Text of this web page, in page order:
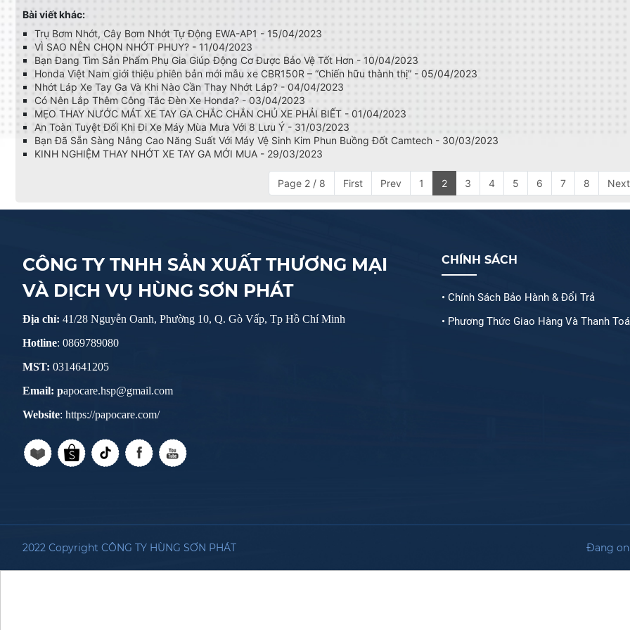
Bài viết khác:
Trụ Bơm Nhớt, Cây Bơm Nhớt Tự Động EWA-AP1 - 15/04/2023
VÌ SAO NÊN CHỌN NHỚT PHUY️? - 11/04/2023
Bạn Đang Tìm Sản Phẩm Phụ Gia Giúp Động Cơ Được Bảo Vệ Tốt Hơn - 10/04/2023
Honda Việt Nam giới thiệu phiên bản mới mẫu xe CBR150R – “Chiến hữu thành thị” - 05/04/2023
Nhớt Láp Xe Tay Ga Và Khi Nào Cần Thay Nhớt Láp? - 04/04/2023
Có Nên Lắp Thêm Công Tắc Đèn Xe Honda? - 03/04/2023
MẸO THAY NƯỚC MÁT XE TAY GA CHẮC CHẮN CHỦ XE PHẢI BIẾT - 01/04/2023
An Toàn Tuyệt Đối Khi Đi Xe Máy Mùa Mưa Với 8 Lưu Ý - 31/03/2023
Bạn Đã Sẵn Sàng Nâng Cao Năng Suất Với Máy Vệ Sinh Kim Phun Buồng Đốt Camtech - 30/03/2023
KINH NGHIỆM THAY NHỚT XE TAY GA MỚI MUA - 29/03/2023
Page 2 / 8 First Prev 1 2 3 4 5 6 7 8 Next
CÔNG TY TNHH SẢN XUẤT THƯƠNG MẠI
VÀ DỊCH VỤ HÙNG SƠN PHÁT
Địa chỉ: 41/28 Nguyễn Oanh, Phường 10, Q. Gò Vấp, Tp Hồ Chí Minh
Hotline: 0869789080
MST: 0314641205
Email: papocare.hsp@gmail.com
Website: https://papocare.com/
CHÍNH SÁCH
• Chính Sách Bảo Hành & Đổi Trả
• Phương Thức Giao Hàng Và Thanh
2022 Copyright CÔNG TY HÙNG SƠN PHÁT Đang